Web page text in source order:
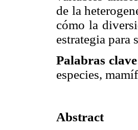
de la
cómo la
estrategia para
Palabras
especies,
Abstract